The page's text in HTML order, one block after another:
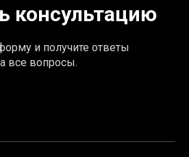
консультацию
и получите ответы
все вопросы.